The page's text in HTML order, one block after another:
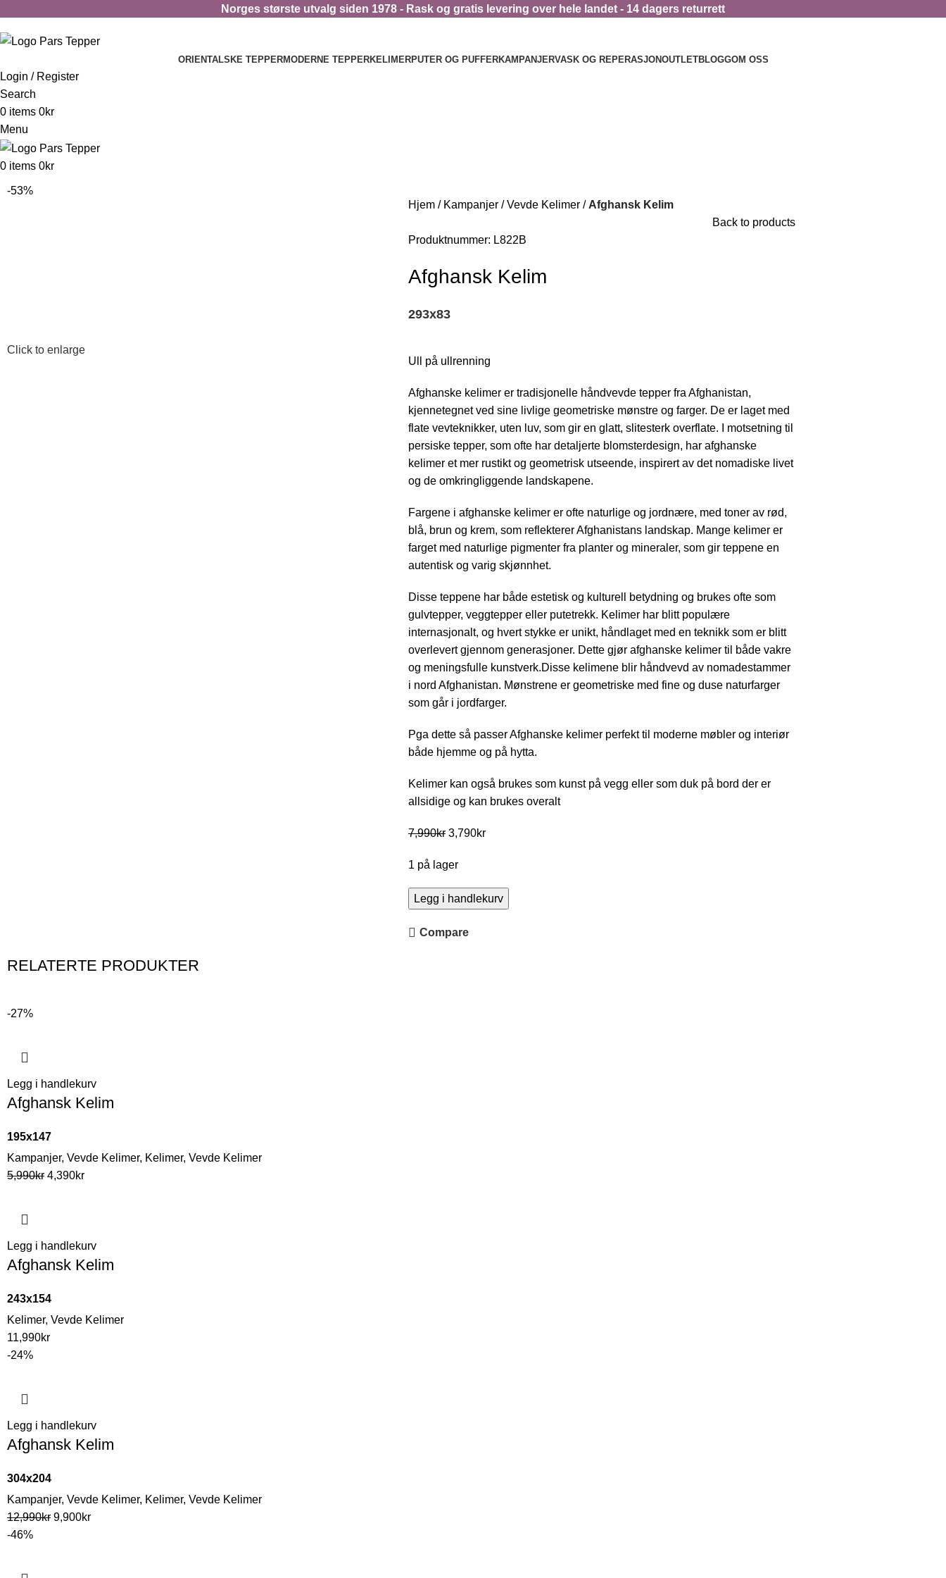
Norges største utvalg siden 1978 - Rask og gratis levering over hele landet - 14 dagers returrett
ORIENTALSKE TEPPERMODERNE TEPPERKELIMERPUTER OG PUFFERKAMPANJERVASK OG REPERASJONOUTLETBLOGGOM OSS
Login / Register
Search
0 items 0kr
Menu
0 items 0kr
-53%
Click to enlarge
Hjem Kampanjer Vevde Kelimer
Afghansk Kelim
Back to products
Produktnummer: L822B
Afghansk Kelim
293x83
Ull på ullrenning
Afghanske kelimer er tradisjonelle håndvevde tepper fra Afghanistan,
kjennetegnet ved sine livlige geometriske mønstre og farger. De er laget med
flate vevteknikker, uten luv, som gir en glatt, slitesterk overflate. I motsetning til
persiske tepper, som ofte har detaljerte blomsterdesign, har afghanske
kelimer et mer rustikt og geometrisk utseende, inspirert av det nomadiske livet
og de omkringliggende landskapene.
Fargene i afghanske kelimer er ofte naturlige og jordnære, med toner av rød,
blå, brun og krem, som reflekterer Afghanistans landskap. Mange kelimer er
farget med naturlige pigmenter fra planter og mineraler, som gir teppene en
autentisk og varig skjønnhet.
Disse teppene har både estetisk og kulturell betydning og brukes ofte som
gulvtepper, veggtepper eller putetrekk. Kelimer har blitt populære
internasjonalt, og hvert stykke er unikt, håndlaget med en teknikk som er blitt
overlevert gjennom generasjoner. Dette gjør afghanske kelimer til både vakre
og meningsfulle kunstverk.Disse kelimene blir håndvevd av nomadestammer
i nord Afghanistan. Mønstrene er geometriske med fine og duse naturfarger
som går i jordfarger.
Pga dette så passer Afghanske kelimer perfekt til moderne møbler og interiør
både hjemme og på hytta.
Kelimer kan også brukes som kunst på vegg eller som duk på bord der er
allsidige og kan brukes overalt
7,990kr 3,790kr
1 på lager
Legg i handlekurv
Compare
RELATERTE PRODUKTER
-27%
Legg i handlekurv
Afghansk Kelim
195x147
Kampanjer, Vevde Kelimer, Kelimer, Vevde Kelimer
5,990kr 4,390kr
Legg i handlekurv
Afghansk Kelim
243x154
Kelimer, Vevde Kelimer
11,990kr
-24%
Legg i handlekurv
Afghansk Kelim
304x204
Kampanjer, Vevde Kelimer, Kelimer, Vevde Kelimer
12,990kr 9,900kr
-46%